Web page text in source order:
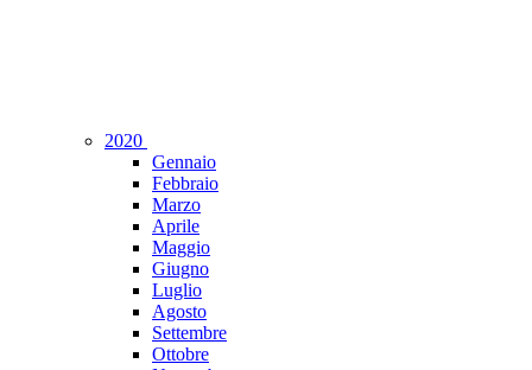
2020
Gennaio
Febbraio
Marzo
Aprile
Maggio
Giugno
Luglio
Agosto
Settembre
Ottobre